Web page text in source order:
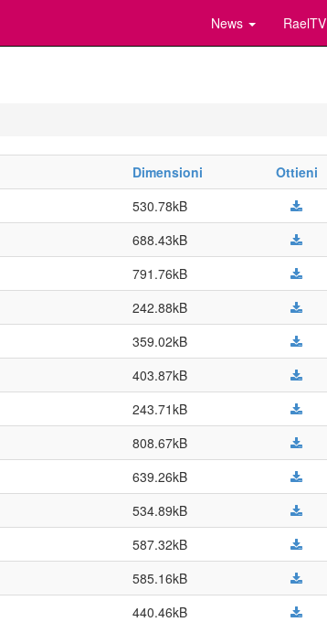
News RaelTV
Dimensioni
Ottieni
530.78kB
688.43kB
791.76kB
242.88kB
359.02kB
403.87kB
243.71kB
808.67kB
639.26kB
534.89kB
587.32kB
585.16kB
440.46kB